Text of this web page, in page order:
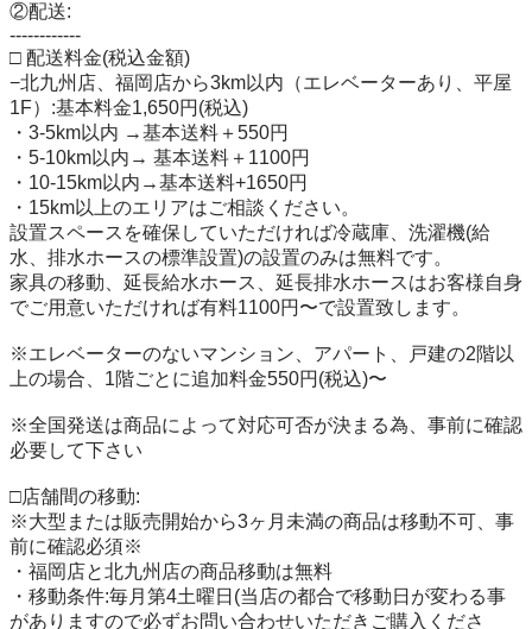
②配送:
------------
□ 配送料金(税込金額)
−北九州店、福岡店から3km以内（エレベーターあり、平屋
1F）:基本料金1,650円(税込)
・3-5km以内 →基本送料＋550円
・5-10km以内→ 基本送料＋1100円
・10-15km以内→基本送料+1650円
・15km以上のエリアはご相談ください。
設置スペースを確保していただければ冷蔵庫、洗濯機(給
水、排水ホースの標準設置)の設置のみは無料です。
家具の移動、延長給水ホース、延長排水ホースはお客様自身
でご用意いただければ有料1100円〜で設置致します。
※エレベーターのないマンション、アパート、戸建の2階以
上の場合、1階ごとに追加料金550円(税込)〜
※全国発送は商品によって対応可否が決まる為、事前に確認
必要して下さい
□店舗間の移動:
※大型または販売開始から3ヶ月未満の商品は移動不可、事
前に確認必須※
・福岡店と北九州店の商品移動は無料
・移動条件:毎月第4土曜日(当店の都合で移動日が変わる事
がありますので必ずお問い合わせいただきご購入くださ